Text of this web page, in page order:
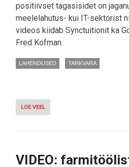
positiivset tagasisidet on
meelelahutus- kui IT-sektorist
videos kiidab Synctuitionit ka
Fred Kofman.
LAHENDUSED TARKVARA
LOE VEEL
VIDEO:
EESTI
VIDEO: